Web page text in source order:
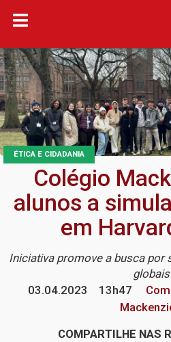
ÉTICA E CIDADANIA
Colégio
alunos a
em
Iniciativa promove a busca por
globais
03.04.2023
13h47
COMPARTILHE NAS